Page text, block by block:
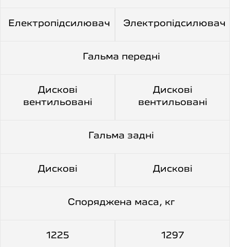
Електропідсилювач Электропідсилювач
Гальма передні
Дискові
вентильовані
Дискові
вентильовані
Гальма задні
Дискові Дискові
Споряджена маса, кг
1225 1297